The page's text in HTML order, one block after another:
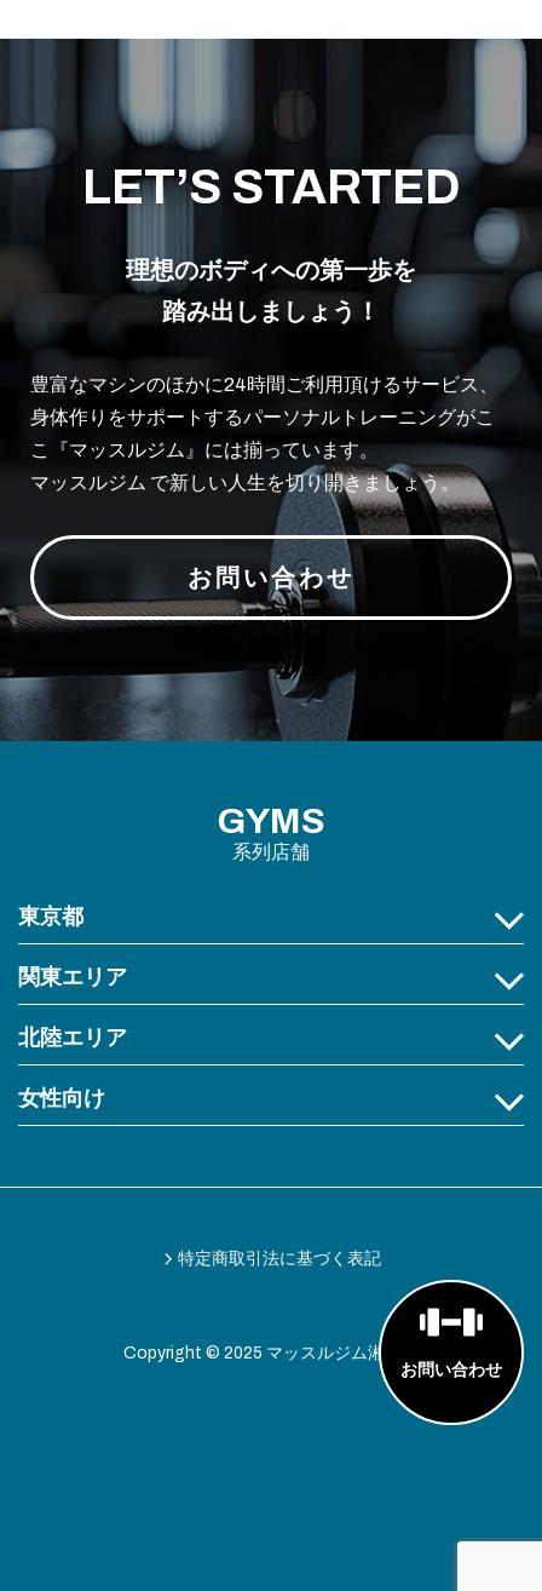
LET’S STARTED
理想のボディへの第一歩を
踏み出しましょう！
豊富なマシンのほかに24時間ご利用頂けるサービス、
身体作りをサポートするパーソナルトレーニングがこ
こ『マッスルジム』には揃っています。
マッスルジム で新しい人生を切り開きましょう。
お問い合わせ
GYMS
系列店舗
東京都
関東エリア
北陸エリア
女性向け
特定商取引法に基づく表記
Copyright © 2025 マッスルジム湘南店
お問い合わせ